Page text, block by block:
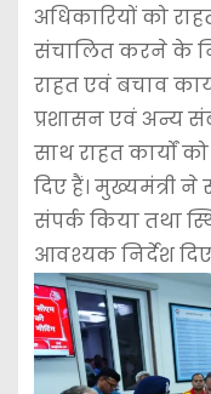
अधिकारियों को
संचालित करने के
राहत एवं बचाव
प्रशासन एवं अन्य
साथ राहत कार्यों
दिए हैं। मुख्यमंत्री
संपर्क किया तथा
आवश्यक निर्देश दिए